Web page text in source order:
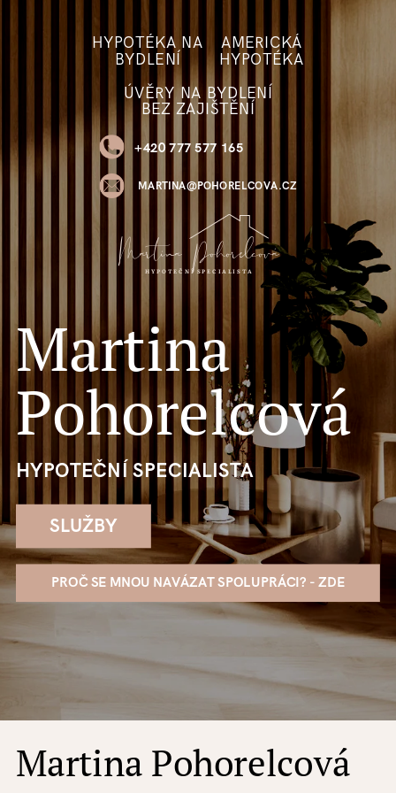
SLUŽBY
Martina
Pohorelcová
HYPOTÉKA NA
BYDLENÍ
HYPOTEČNÍ SPECIALISTA
AMERICKÁ
HYPOTÉKA
ÚVĚRY NA BYDLENÍ
BEZ ZAJIŠTĚNÍ
+420 777 577 165
MARTINA@POHORELCOVA.CZ
PROČ SE MNOU NAVÁZAT SPOLUPRÁCI? - ZDE
Martina Pohorelcová
HYPOTEČNÍ SPECIALISTA
Martina Pohorelcová